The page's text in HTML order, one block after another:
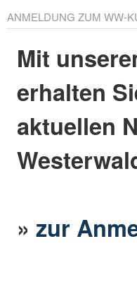
ANMELDUNG ZUM WW-
Mit
erhalten
aktuellen
»zur